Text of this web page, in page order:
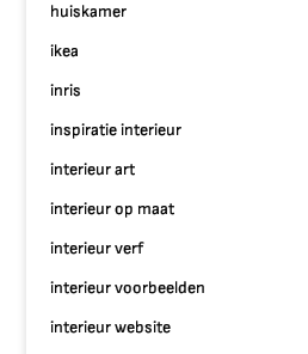
huiskamer
ikea
inris
inspiratie interieur
interieur art
interieur op maat
interieur verf
interieur voorbeelden
interieur website